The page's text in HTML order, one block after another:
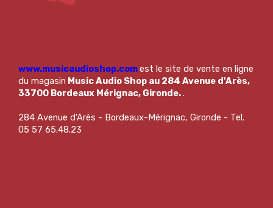
www.musicaudioshop.comest le site de vente en ligne
du magasin Music Audio Shop au 284 Avenue d'Arès,
33700 Bordeaux Mérignac, Gironde..
284 Avenue d'Arès - Bordeaux-Mérignac, Gironde - Tel.
05 57 65.48.23